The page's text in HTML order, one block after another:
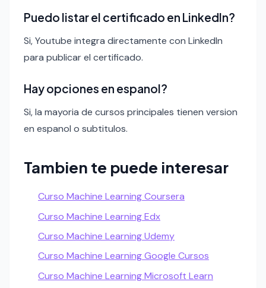
Puedo listar el certificado en LinkedIn?
Si, Youtube integra directamente con LinkedIn
para publicar el certificado.
Hay opciones en espanol?
Si, la mayoria de cursos principales tienen version
en espanol o subtitulos.
Tambien te puede interesar
Curso Machine Learning Coursera
Curso Machine Learning Edx
Curso Machine Learning Udemy
Curso Machine Learning Google Cursos
Curso Machine Learning Microsoft Learn